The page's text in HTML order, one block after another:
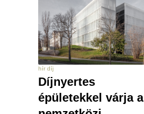
hír díj
Díjnyertes
épületekkel várja a